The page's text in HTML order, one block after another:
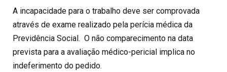
A incapacidade para o trabalho deve ser comprovada
através de exame realizado pela perícia médica da
Previdência Social. O não comparecimento na data
prevista para a avaliação médico-pericial implica no
indeferimento do pedido.